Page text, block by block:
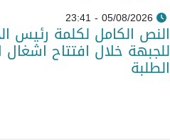
05/08/2026 - 23:41
النص الكامل لكلمة رئيس
للجبهة خلال افتتاح اشغال
الطلبة